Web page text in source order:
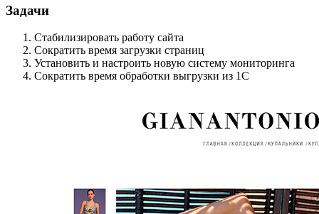
Задачи
Стабилизировать работу сайта
Сократить время загрузки страниц
Установить и настроить новую систему мониторинга
Сократить время обработки выгрузки из 1С